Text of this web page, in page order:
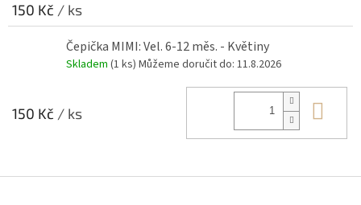
150 Kč / ks
Čepička MIMI: Vel. 6-12 měs. - Květiny
Skladem (1 ks) Můžeme doručit do: 11.8.2026
150 Kč / ks